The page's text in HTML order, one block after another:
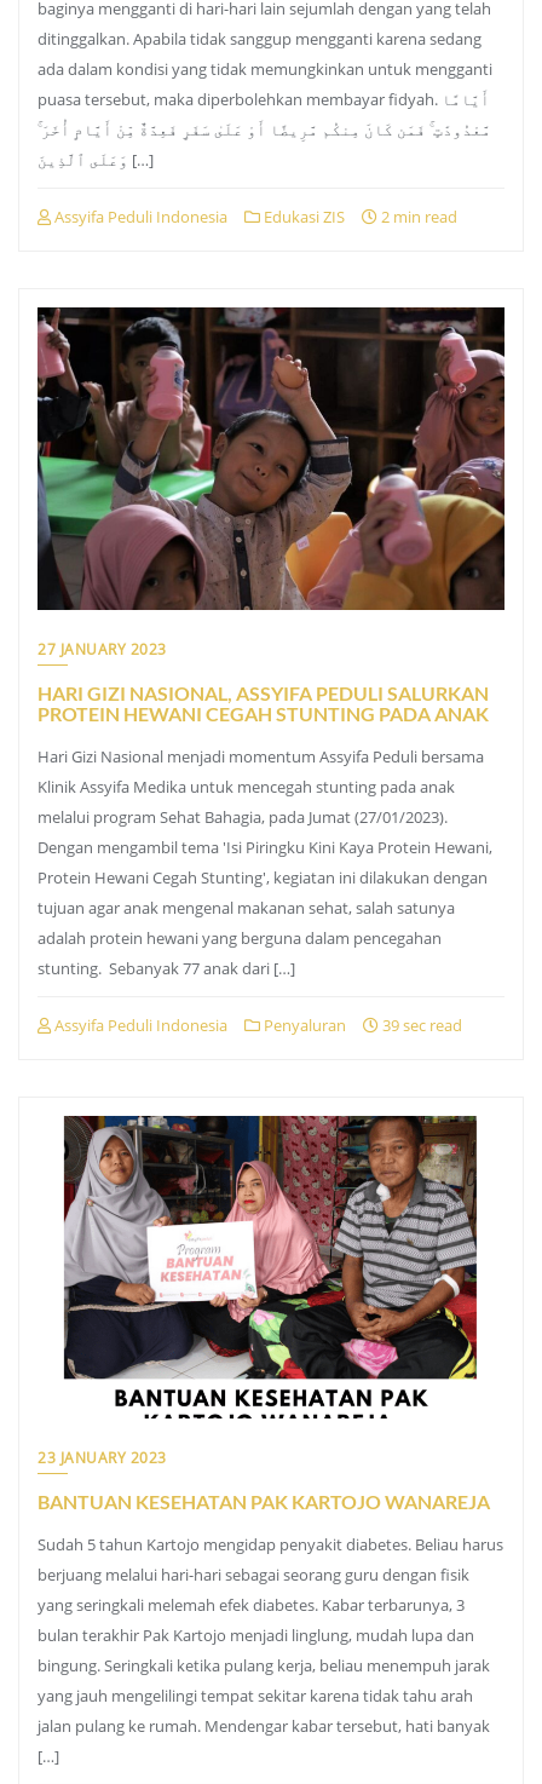
baginya mengganti di hari-hari lain sejumlah dengan yang telah
ditinggalkan. Apabila tidak sanggup mengganti karena sedang
ada dalam kondisi yang tidak memungkinkan untuk mengganti
puasa tersebut, maka diperbolehkan membayar fidyah. أَيَّامًا
مَّعْدُودَٰتٍ ۚ فَمَن كَانَ مِنكُم مَّرِيضًا أَوْ عَلَىٰ سَفَرٍ فَعِدَّةٌ مِّنْ أَيَّامٍ أُخَرَ ۚ
وَعَلَى ٱلَّذِينَ […]
Assyifa Peduli Indonesia Edukasi ZIS 2 min read
27 JANUARY 2023
HARI GIZI NASIONAL, ASSYIFA PEDULI SALURKAN
PROTEIN HEWANI CEGAH STUNTING PADA ANAK
Hari Gizi Nasional menjadi momentum Assyifa Peduli bersama
Klinik Assyifa Medika untuk mencegah stunting pada anak
melalui program Sehat Bahagia, pada Jumat (27/01/2023).
Dengan mengambil tema 'Isi Piringku Kini Kaya Protein Hewani,
Protein Hewani Cegah Stunting', kegiatan ini dilakukan dengan
tujuan agar anak mengenal makanan sehat, salah satunya
adalah protein hewani yang berguna dalam pencegahan
stunting. Sebanyak 77 anak dari […]
Assyifa Peduli Indonesia Penyaluran 39 sec read
23 JANUARY 2023
BANTUAN KESEHATAN PAK KARTOJO WANAREJA
Sudah 5 tahun Kartojo mengidap penyakit diabetes. Beliau harus
berjuang melalui hari-hari sebagai seorang guru dengan fisik
yang seringkali melemah efek diabetes. Kabar terbarunya, 3
bulan terakhir Pak Kartojo menjadi linglung, mudah lupa dan
bingung. Seringkali ketika pulang kerja, beliau menempuh jarak
yang jauh mengelilingi tempat sekitar karena tidak tahu arah
jalan pulang ke rumah. Mendengar kabar tersebut, hati banyak
[…]